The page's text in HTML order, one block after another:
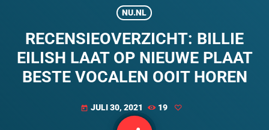
NU.NL
RECENSIEOVERZICHT: BILLIE
EILISH LAAT OP NIEUWE PLAAT
BESTE VOCALEN OOIT HOREN
today JULI 30, 2021 19